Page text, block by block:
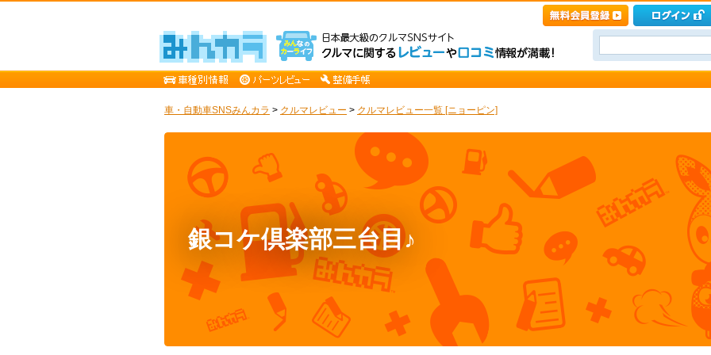
車・自動車SNSみんカラ > クルマレビュー > クルマレビュー一覧 [ニョーピン]
銀コケ倶楽部三台目♪